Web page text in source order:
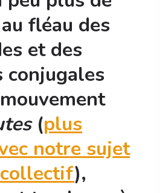
fléau des
et des
conjugales
(plus
notre sujet
),